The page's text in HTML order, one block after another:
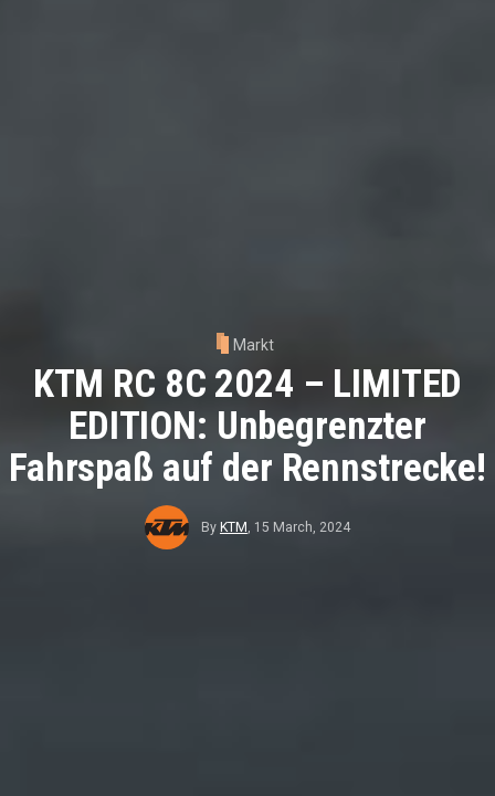
Markt
KTM RC 8C 2024 – LIMITED
EDITION: Unbegrenzter
Fahrspaß auf der Rennstrecke!
By KTM , 15 March, 2024